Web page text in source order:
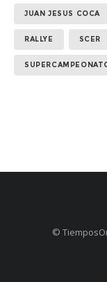
JUAN JESUS COCA
RALLYE SCER
©